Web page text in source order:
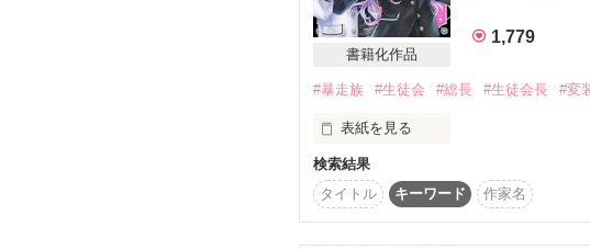
高校生の設定でも読める内容になって
❇︎メンバー表❇︎
《生徒会長》
桐葉　凪(Kiriha Nagi)
《副会長》
月城　春流(Tsukisiro Haru)
うっかり入隊しちゃったあたし、い
☆2014.8.25文庫発売☆
→書籍化にともない、
『花と狼』から『幕末オオカミ』に
『とにかく嫌われよう』
傲慢、無礼、協調性ゼロ。
どんなイケメンもドン引きする問題
『俺にハマらない自信ある？』
書籍化作品
1,779
#暴走族 #生徒会 #総長 #生徒会長 #変
表紙を見る
検索結果
タイトル
キーワード 作家名